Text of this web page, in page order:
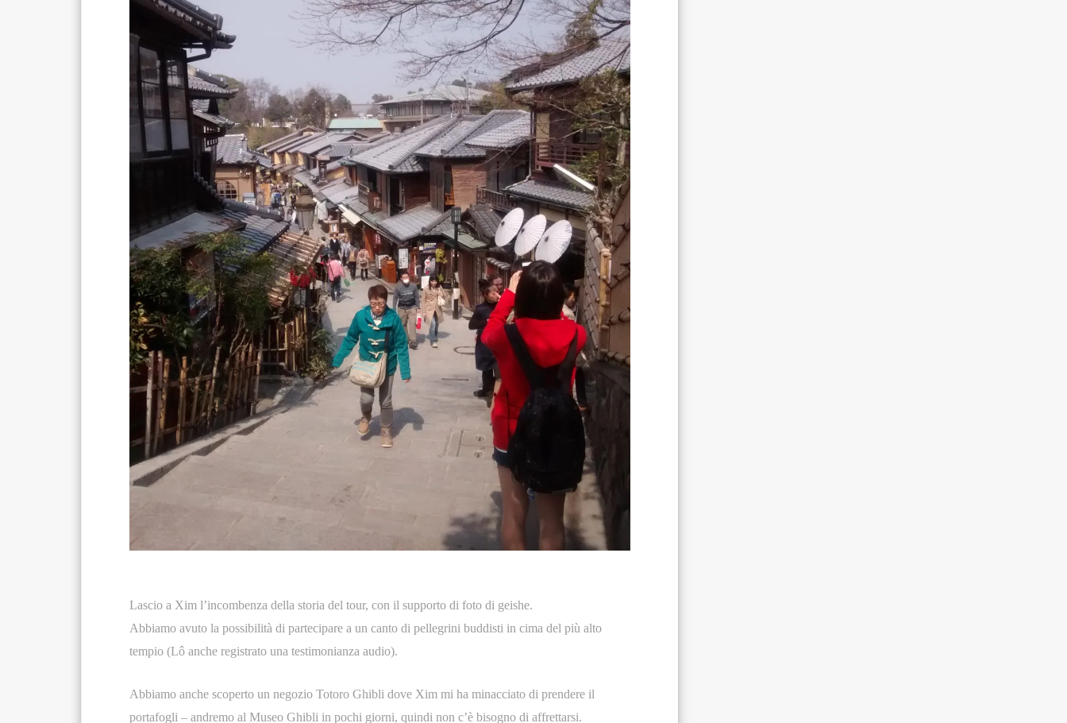
Lascio a Xim l’incombenza della storia del tour, con il supporto di foto di geishe.
Abbiamo avuto la possibilità di partecipare a un canto di pellegrini buddisti in cima del più alto
tempio (Lô anche registrato una testimonianza audio).
Abbiamo anche scoperto un negozio Totoro Ghibli dove Xim mi ha minacciato di prendere il
portafogli – andremo al Museo Ghibli in pochi giorni, quindi non c’è bisogno di affrettarsi.